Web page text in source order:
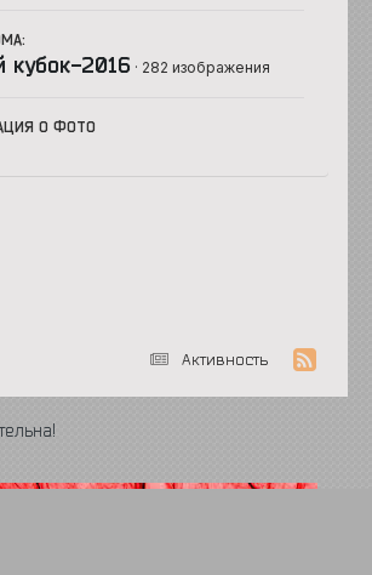
кубок-2016 · 282 изображения
О ФОТО
Активность